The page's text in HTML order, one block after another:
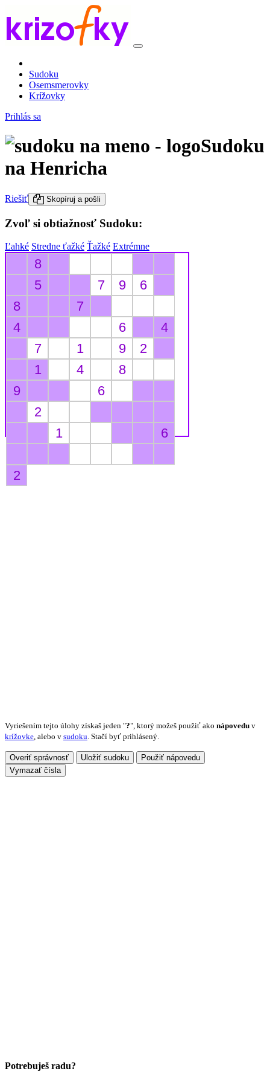
Sudoku
Osemsmerovky
Krížovky
Prihlás sa
Sudoku
na Henricha
Riešiť Skopíruj a pošli
Zvoľ si obtiažnosť Sudoku:
Ľahké Stredne ťažké Ťažké Extrémne
Vyriešením tejto úlohy získaš jeden "?", ktorý možeš použiť ako nápovedu v
krížovke, alebo v sudoku. Stačí byť prihlásený.
Potrebuješ radu?